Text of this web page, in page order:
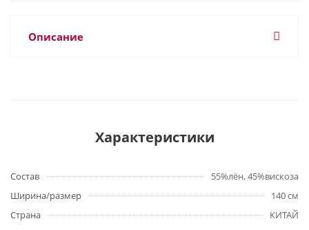
Описание
Характеристики
Состав
55%лён, 45%вискоза
Ширина/размер
140 см
Страна
КИТАЙ